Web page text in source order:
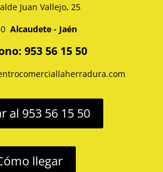
Juan Vallejo, 25
Alcaudete - Jaén
953 56 15 50
al 953 56 15 50
llegar